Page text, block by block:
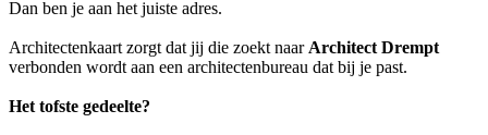
Dan ben je aan het juiste adres.
Architectenkaart zorgt dat jij die zoekt naar Architect Drempt
verbonden wordt aan een architectenbureau dat bij je past.
Het tofste gedeelte?